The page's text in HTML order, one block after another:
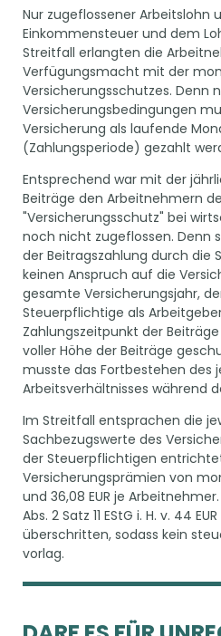
Nur zugeflossener Arbeitslohn
Einkommensteuer und dem
Streitfall erlangten die
Verfügungsmacht mit der
Versicherungsschutzes. Denn
Versicherungsbedingungen
Versicherung als laufende
(Zahlungsperiode) gezahlt
Entsprechend war mit der
Beiträge den Arbeitnehmern
"Versicherungsschutz" bei
noch nicht zugeflossen. Denn
der Beitragszahlung durch die
keinen Anspruch auf die
gesamte Versicherungsjahr,
Steuerpflichtige als
Zahlungszeitpunkt der
voller Höhe der Beiträge
musste das Fortbestehen des
Arbeitsverhältnisses während
Im Streitfall entsprachen die
Sachbezugswerte des
der Steuerpflichtigen
Versicherungsprämien von
und 36,08 EUR je
Abs. 2 Satz 11 EStG i. H. v. 44
überschritten, sodass kein
vorlag.